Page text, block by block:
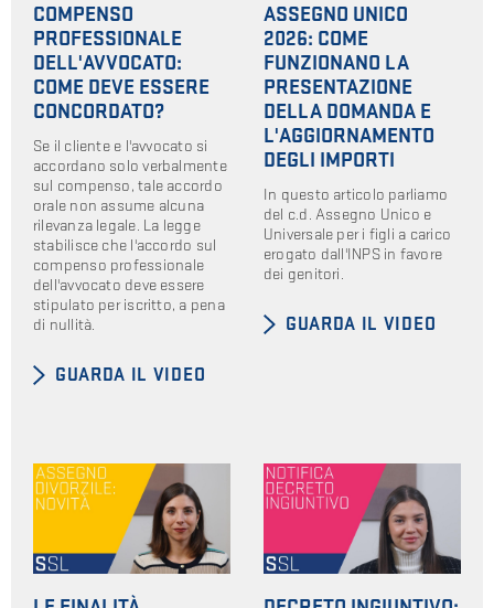
COMPENSO
PROFESSIONALE
DELL'AVVOCATO:
COME DEVE ESSERE
CONCORDATO?
Se il cliente e l'avvocato si
accordano solo verbalmente
sul compenso, tale accordo
orale non assume alcuna
rilevanza legale. La legge
stabilisce che l'accordo sul
compenso professionale
dell'avvocato deve essere
stipulato per iscritto, a pena
di nullità.
GUARDA IL VIDEO
ASSEGNO UNICO
2026: COME
FUNZIONANO LA
PRESENTAZIONE
DELLA DOMANDA E
L'AGGIORNAMENTO
DEGLI IMPORTI
In questo articolo parliamo
del c.d. Assegno Unico e
Universale per i figli a carico
erogato dall'INPS in favore
dei genitori.
GUARDA IL VIDEO